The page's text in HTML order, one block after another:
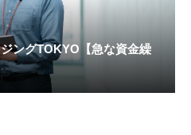
ングTOKYO【急な資金繰